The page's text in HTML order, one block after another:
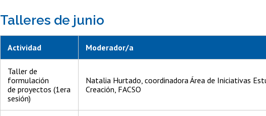
Talleres de junio
Actividad Moderador/a
Taller de
formulación
de proyectos (1era
sesión)
Natalia Hurtado, coordinadora Área de Iniciativas
Creación, FACSO